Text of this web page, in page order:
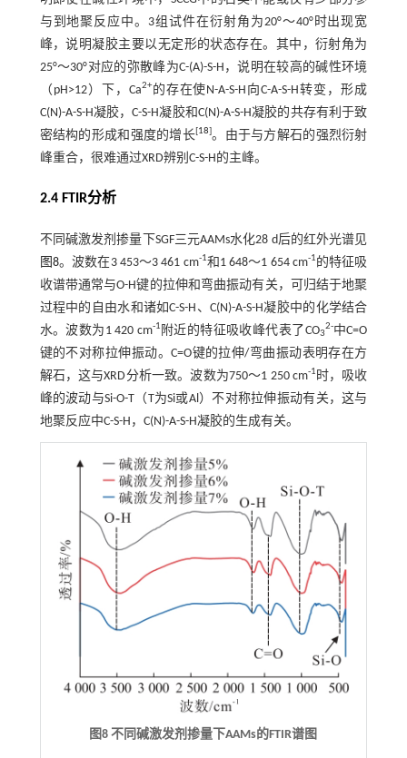
与到地聚反应中。3组试件在衍射角为20°～40°时出现宽
峰，说明凝胶主要以无定形的状态存在。其中，衍射角为
25°～30°对应的弥散峰为C-(A)-S-H，说明在较高的碱性环境
（pH>12）下，Ca2+的存在使N-A-S-H向C-A-S-H转变，形成
C(N)-A-S-H凝胶，C-S-H凝胶和C(N)-A-S-H凝胶的共存有利于致
密结构的形成和强度的增长 18 。由于与方解石的强烈衍射
峰重合，很难通过XRD辨别C-S-H的主峰。
2.4 FTIR分析
不同碱激发剂掺量下SGF三元AAMs水化28 d后的红外光谱见
图8。波数在3 453～3 461 cm-1和1 648～1 654 cm-1的特征吸
收谱带通常与O-H键的拉伸和弯曲振动有关，可归结于地聚
过程中的自由水和诸如C-S-H、C(N)-A-S-H凝胶中的化学结合
水。波数为1 420 cm-1 附近的特征吸收峰代表了CO3
2-中C=O
键的不对称拉伸振动。C=O键的拉伸/弯曲振动表明存在方
解石，这与XRD分析一致。波数为750～1 250 cm-1 时，吸收
峰的波动与Si-O-T（T为Si或Al）不对称拉伸振动有关，这与
地聚反应中C-S-H，C(N)-A-S-H凝胶的生成有关。
图8 不同碱激发剂掺量下AAMs的FTIR谱图